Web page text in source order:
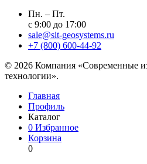
Пн. – Пт.
с 9:00 до 17:00
sale@sit-geosystems.ru
+7 (800) 600-44-92
© 2026 Компания «Современные
технологии».
Главная
Профиль
Каталог
0 Избранное
Корзина
0